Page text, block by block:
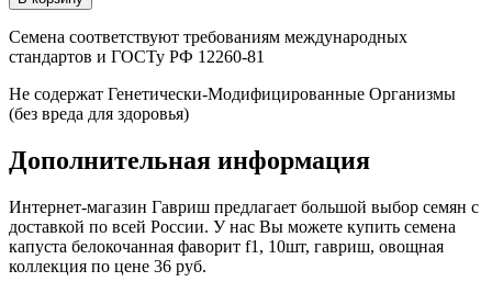
Семена соответствуют требованиям международных
стандартов и ГОСТу РФ 12260-81
Не содержат Генетически-Модифицированные Организмы
(без вреда для здоровья)
Дополнительная информация
Интернет-магазин Гавриш предлагает большой выбор семян с
доставкой по всей России. У нас Вы можете купить семена
капуста белокочанная фаворит f1, 10шт, гавриш, овощная
коллекция по цене 36 руб.